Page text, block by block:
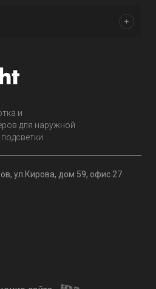
и
для наружной
ул.Кирова, дом 59, офис 27